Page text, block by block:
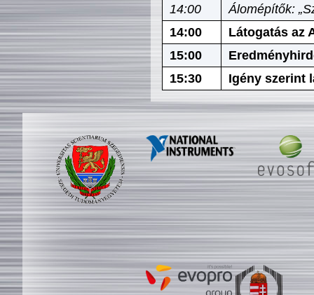
14:00
Álomépítők:
14:00
Látogatás az
15:00
15:30
Igény szerint